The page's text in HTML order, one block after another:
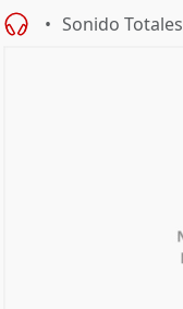
Sonido Totales